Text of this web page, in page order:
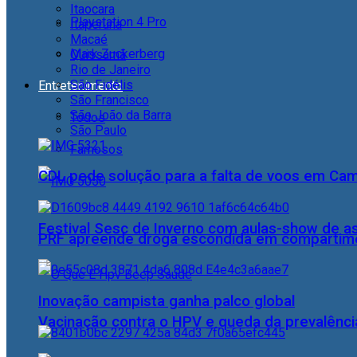
Playstation 4 Pro
Mark Zuckerberg
Entretenimento
Todos
Famosos
Festival Sesc de Inverno com aulas-show de
Vacinação contra o HPV e queda da
Itaocara
Itaperuna
Macaé
Quissamã
Rio de Janeiro
São Fidélis
São Francisco
São João da Barra
São Paulo
CDL pede solução para a falta de voos em
PRF apreende droga escondida em
Inovação campista ganha palco global